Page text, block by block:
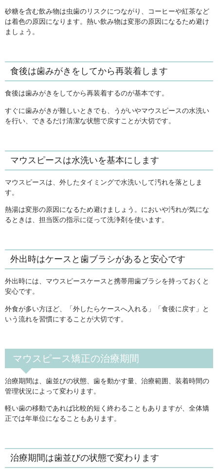
砂糖を含む飲み物は虫歯のリスクにつながり、コーヒーや紅茶など
は着色の原因になります。熱い飲み物は変形の原因になるため避け
ましょう。
食後は歯みがきをしてから再装着します
食後は歯みがきをしてから再装着するのが基本です。
すぐに歯みがきが難しいときでも、うがいやマウスピースの水洗い
を行い、できるだけ清潔な状態で戻すことが大切です。
マウスピースは水洗いを基本にします
マウスピースは、外したタイミングで水洗いして汚れを落としま
す。
熱湯は変形の原因になるため避けましょう。においや汚れが気にな
るときは、担当医の指示に従って洗浄剤を使います。
外出時はケースと歯ブラシがあると安心です
外出時には、マウスピースケースと携帯用歯ブラシを持っておくと
安心です。
外食が多い方ほど、「外したらケースへ入れる」「食後に戻す」と
いう流れを習慣にすることが大切です。
マウスピース矯正の治療期間
治療期間は、歯並びの状態、歯を動かす量、治療範囲、装着時間の
管理状況によって変わります。
軽い歯の移動であれば比較的短く終わることもありますが、全体矯
正では年単位になることもあります。
治療期間は歯並びの状態で変わります